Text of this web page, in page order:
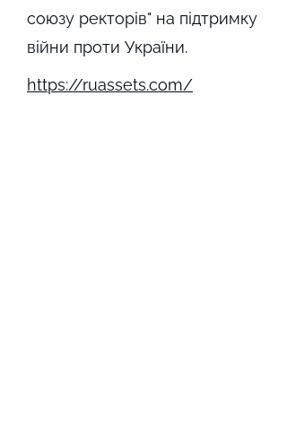
союзу ректорів" на підтримку
війни проти України.
https://ruassets.com/